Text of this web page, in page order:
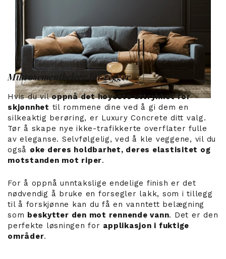
Mikrosementbelegg for vegger
Hvis du viloppnå det høyeste uttrykket for
skjønnhet til rommene dine ved å gi dem en
silkeaktig berøring, er Luxury Concrete ditt valg.
Tør å skape nye ikke-trafikkerte overflater fulle
av eleganse. Selvfølgelig, ved å kle veggene, vil du
også øke deres holdbarhet, deres elastisitet og
motstanden mot riper.
For å oppnå unntakslige endelige finish er det
nødvendig å bruke en forsegler lakk, som i tillegg
til å forskjønne kan du få en vanntett belægning
som beskytter den mot rennende vann. Det er den
perfekte løsningen for applikasjon i fuktige
områder.